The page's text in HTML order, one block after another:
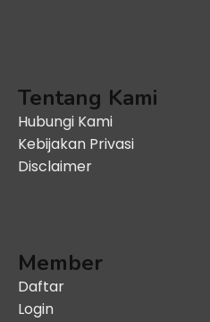
Tentang Kami
Hubungi Kami
Kebijakan Privasi
Disclaimer
Member
Daftar
Login